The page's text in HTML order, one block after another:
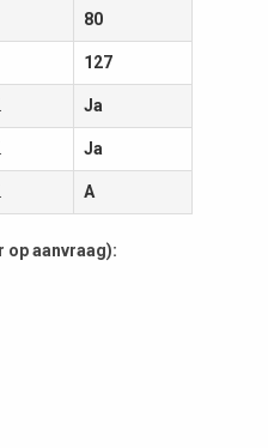
80
127
Ja
Ja
A
op aanvraag):